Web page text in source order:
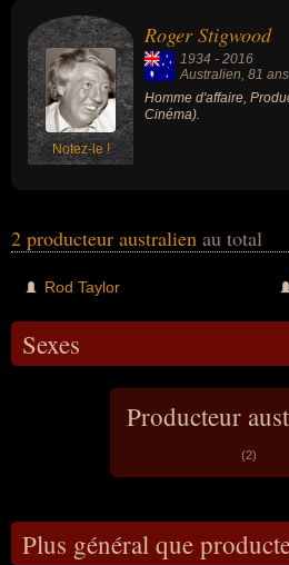
Notez-le !
Roger Stigwood
1934 - 2016
Australien , 81 ans
Homme d'affaire,
Cinéma).
2 producteur australien au total
Rod Taylor
Sexes
Producteur
(2)
Plus général que